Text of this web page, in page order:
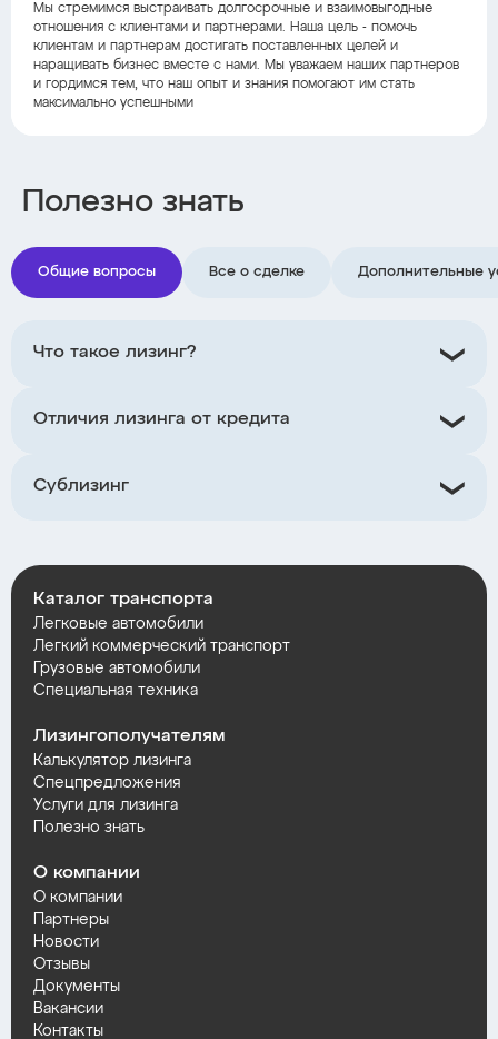
Мы стремимся выстраивать долгосрочные и взаимовыгодные
отношения с клиентами и партнерами. Наша цель - помочь
клиентам и партнерам достигать поставленных целей и
наращивать бизнес вместе с нами. Мы уважаем наших партнеров
и гордимся тем, что наш опыт и знания помогают им стать
максимально успешными
Полезно знать
Общие вопросы Все о сделке Дополнительные
Что такое лизинг?
Отличия лизинга от кредита
Сублизинг
Каталог транспорта
Легковые автомобили
Легкий коммерческий транспорт
Грузовые автомобили
Специальная техника
Лизингополучателям
Калькулятор лизинга
Спецпредложения
Услуги для лизинга
Полезно знать
О компании
О компании
Партнеры
Новости
Отзывы
Документы
Вакансии
Контакты